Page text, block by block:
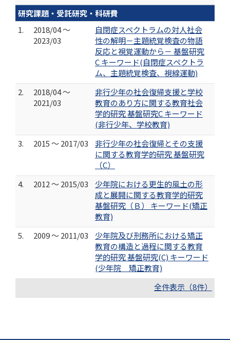
研究課題・受託研究・科研費
1.
2018/04 ～
2023/03
自閉症スペクトラムの対人社会
性の解明－主題統覚検査の物語
反応と視覚運動から－ 基盤研究
C キーワード(自閉症スペクトラ
ム、主題統覚検査、視線運動)
2.
2018/04 ～
2021/03
非行少年の社会復帰支援と学校
教育のあり方に関する教育社会
学的研究 基盤研究C キーワード
(非行少年、学校教育)
3.
2015 ～ 2017/03
非行少年の社会復帰とその支援
に関する教育学的研究 基盤研究
（C）
4.
2012 ～ 2015/03
少年院における更生的風土の形
成と展開に関する教育学的研究
基盤研究（Ｂ） キーワード(矯正
教育)
5.
2009 ～ 2011/03
少年院及び刑務所における矯正
教育の構造と過程に関する教育
学的研究 基盤研究(C) キーワード
(少年院 矯正教育)
全件表示（8件）